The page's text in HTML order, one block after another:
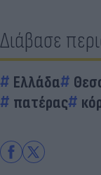
Διάβασε
Ελλάδα
πατέρας